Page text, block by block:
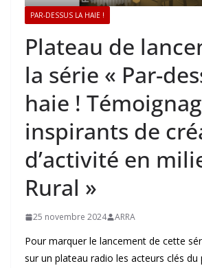
PAR-DESSUS LA HAIE !
Plateau de
la série « Par-
haie !
inspirants de
d’activité en
Rural »
25 novembre 2024 ARRA
Pour marquer le lancement de cette
sur un plateau radio les acteurs clés